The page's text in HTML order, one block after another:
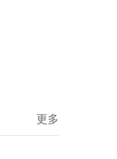
更多